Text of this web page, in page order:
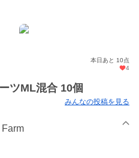
本日あと 10点
4
ツML混合 10個
みんなの投稿を見る
Farm